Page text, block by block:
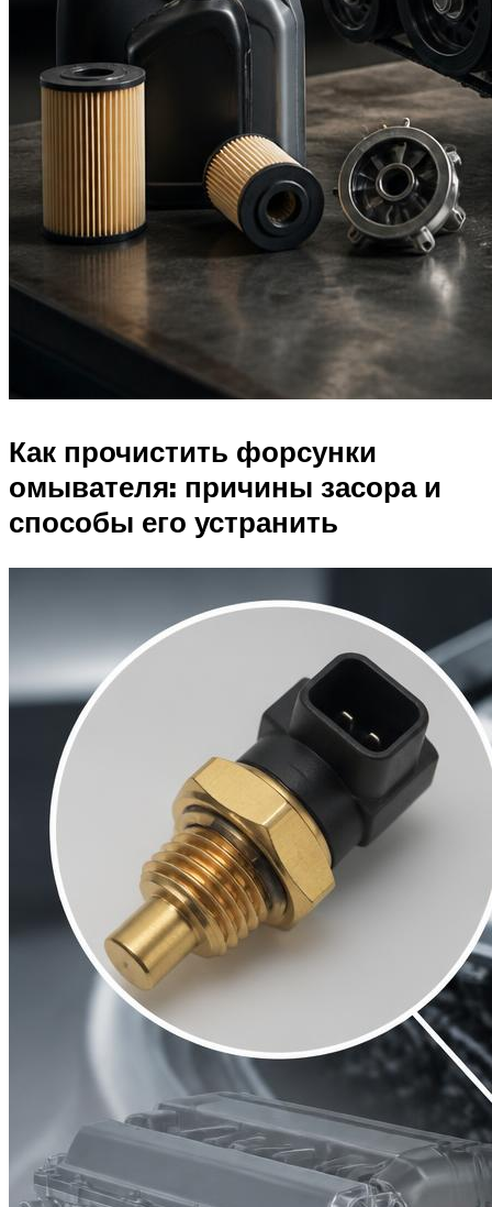
Как прочистить форсунки
омывателя: причины засора и
способы его устранить